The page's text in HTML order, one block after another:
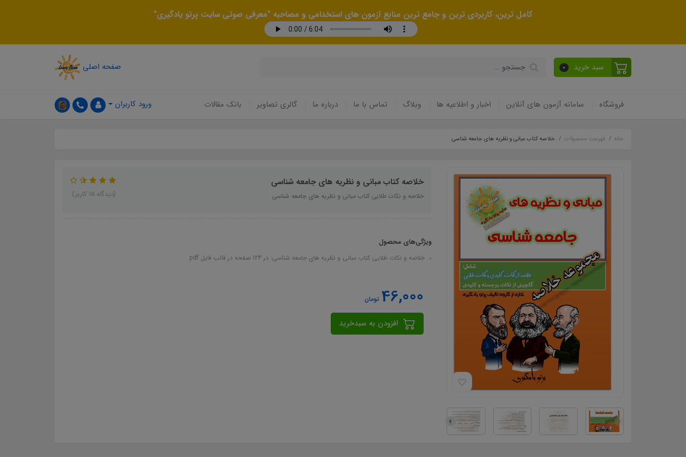
کامل ترین، کاربردی ترین و جامع ترین منابع آزمون های استخدامی و مصاحبه "معرفی صوتی سایت پرتو یادگیری"
سبد خرید 0 صفحه اصلی
فروشگاه سامانه آزمون های آنلاین اخبار و اطلاعیه ها وبلاگ تماس با ما درباره ما گالری تصاویر بانک مقالات ورود کاربران
خانه فهرست محصولات خلاصه کتاب مبانی و نظریه های جامعه شناسی
خلاصه کتاب مبانی و نظریه های جامعه شناسی
خلاصه و نکات طلایی کتاب مبانی و نظریه های جامعه شناسی (دیدگاه 15 کاربر)
ویژگی‌های محصول
خلاصه و نکات طلایی کتاب مبانی و نظریه های جامعه شناسی: در 123 صفحه در قالب فایل pdf
46,000 تومان